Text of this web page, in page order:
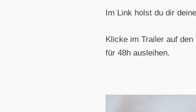
Im Link holst du dir
Klicke im Trailer auf
für 48h ausleihen.